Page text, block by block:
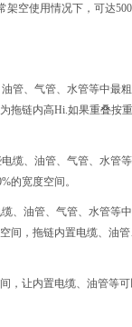
架空使用情况下，可达
管、气管、水管等中最
拖链内高Hi.如果重叠按
缆、油管、气管、水管
的宽度空间。
、油管、气管、水管等
间，拖链内置电缆、油管
，让内置电缆、油管等